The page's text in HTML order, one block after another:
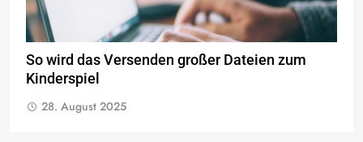
So wird das Versenden großer Dateien zum
Kinderspiel
28. August 2025